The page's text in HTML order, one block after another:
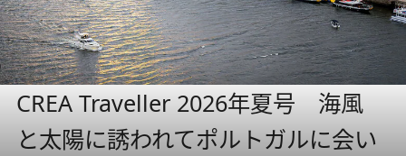
CREA Traveller 2026年夏号 海風
と太陽に誘われてポルトガルに会い